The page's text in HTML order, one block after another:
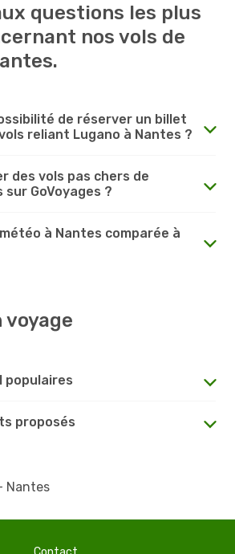
questions les plus
nos vols de
de réserver un billet
reliant Lugano à Nantes ?
des vols pas chers de
GoVoyages ?
à Nantes comparée à
populaires
proposés
Nantes